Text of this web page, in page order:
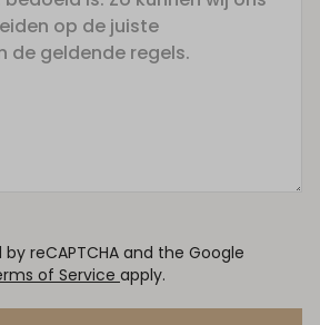
reCAPTCHA and the Google
of Service apply.